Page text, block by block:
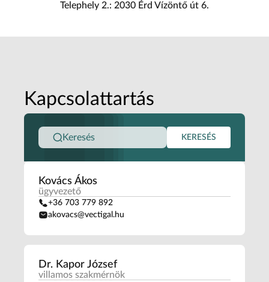
Telephely 2.: 2030 Érd Vízöntő út 6.
Kapcsolattartás
KERESÉS
Kovács Ákos
ügyvezető
+36 703 779 892
akovacs@vectigal.hu
Dr. Kapor József
villamos szakmérnök